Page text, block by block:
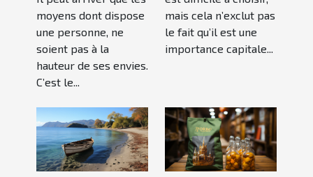
moyens dont dispose
une personne, ne
soient pas à la
hauteur de ses envies.
C’est le...
mais cela n’exclut pas
le fait qu’il est une
importance capitale...